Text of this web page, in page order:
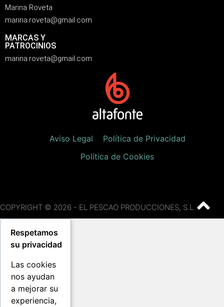
Marina Roveta
marina.roveta@gmail.com
MARCAS Y
PATROCINIOS
marina.roveta@gmail.com
Aviso Legal
Política de Privacidad
Política de Cookies
COPYRIGHT © 2026 - EL PESCAO PRODUCCIONES, S.L
Respetamos
su privacidad
Las cookies
nos ayudan
a mejorar su
experiencia,